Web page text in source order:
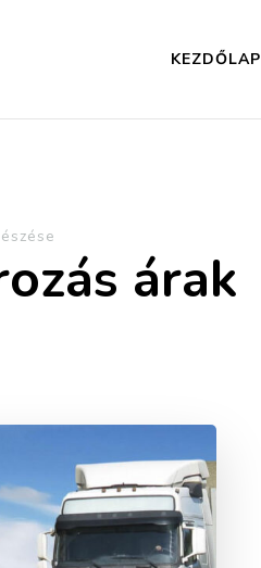
KEZDŐLAP
árak